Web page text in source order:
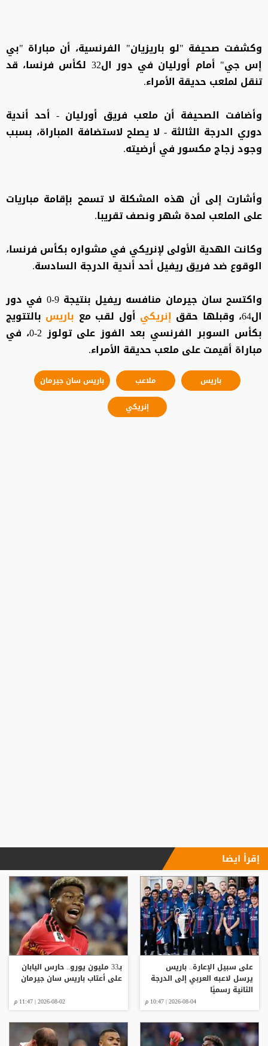
وكشفت صحيفة "لو باريزيان" الفرنسية، أن مباراة "بي
إس جي" أمام أورليان في دور ال32 لكأس فرنسا، قد
تنقل لملعب حديقة الأمراء.
وأضافت الصحيفة أن ملعب فريق أورليان - أحد أندية
دوري الدرجة الثالثة - لا يصلح لاستضافة المباراة، بسبب
وجود زجاج مكسور في أرضيته.
وأشارت إلى أن هذه المشكلة لا تسمح بإقامة مباريات
على الملعب لمدة شهر ونصف تقريبا.
وكانت الهدية الأولى لإنريكي في مشواره بكأس فرنسا،
الوقوع ضد فريق ريفيل أحد أندية الدرجة السادسة.
واكتسح سان جيرمان منافسه ريفيل بنتيجة 9-0 في دور
ال64، وقبلها حقق
إنريكي أول لقب مع باريس بالتتويج
بكأس السوبر الفرنسي بعد الفوز على تولوز 2-0، في
مباراة أقيمت على ملعب حديقة الأمراء.
باريس ملاعب
باريس سان جيرمان
إنريكي
إقرأ ايضا
على سبيل الإعارة.. باريس
يرسل لاعبه العربي إلى الدرجة
الثانية رسميًا
2026-08-04 | 10:47 م
بـ33 مليون يورو.. حارس اليابان
على أعتاب باريس سان جيرمان
2026-08-02 | 11:47 م